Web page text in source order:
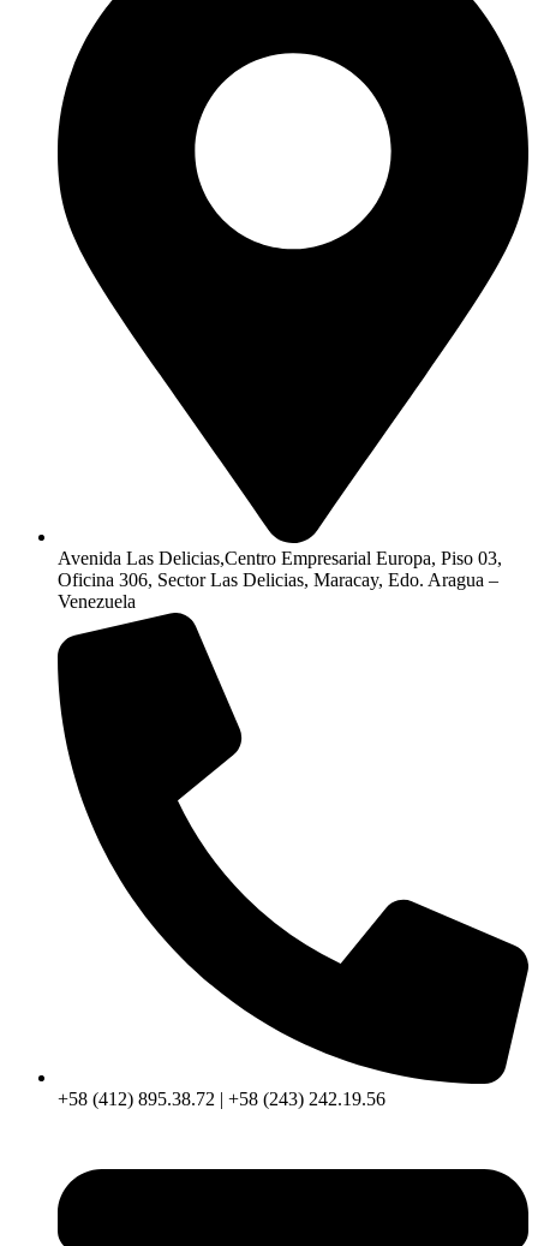
Avenida Las Delicias,Centro Empresarial Europa, Piso 03,
Oficina 306, Sector Las Delicias, Maracay, Edo. Aragua –
Venezuela
+58 (412) 895.38.72 | +58 (243) 242.19.56